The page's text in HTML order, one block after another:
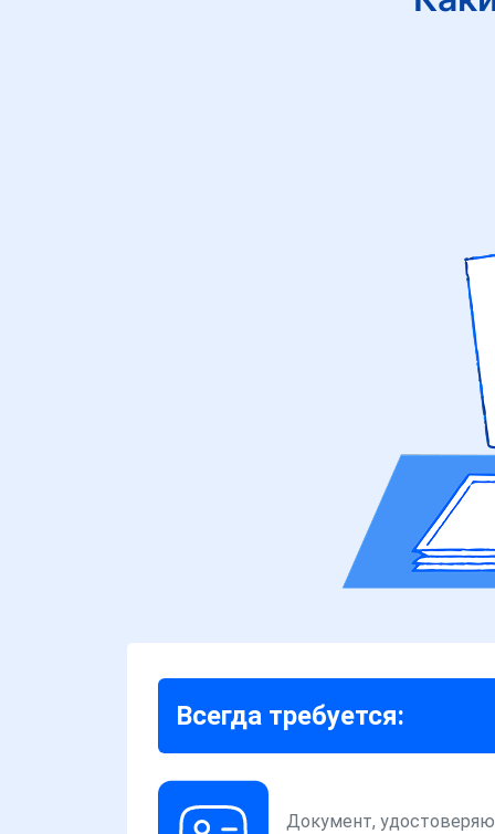
Всегда требуется:
Документ,